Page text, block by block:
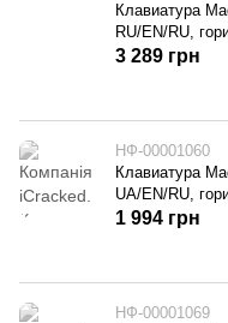
Клавиатура
RU/EN/RU,
3 289 грн
НФ-00001060
Клавиатура
UA/EN/RU,
1 994 грн
НФ-00001069